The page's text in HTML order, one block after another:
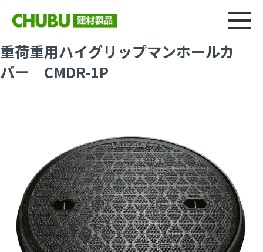
総合
重荷重用ハイグリップマンホールカ
バー CMDR-1P